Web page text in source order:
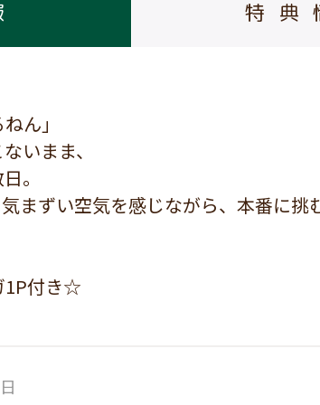
特典
ん」
いまま、
。
まずい空気を感じながら、本番に挑む
1P付き☆